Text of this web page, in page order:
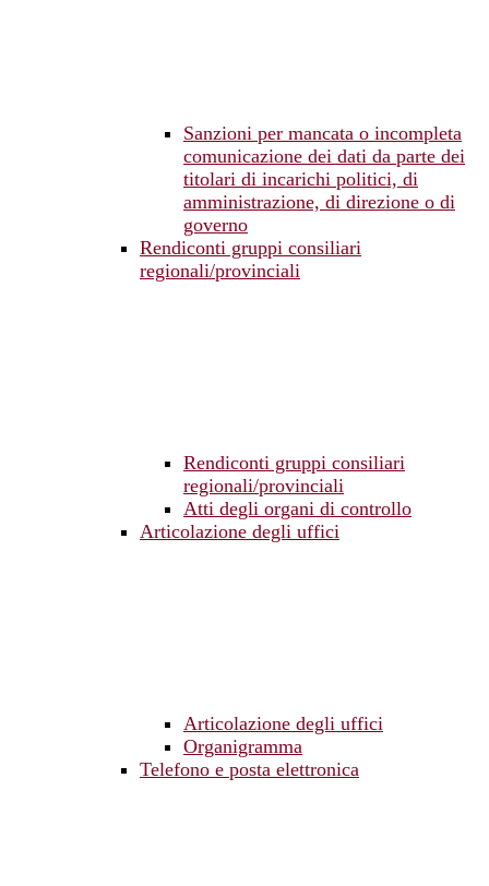
Sanzioni per mancata o incompleta
comunicazione dei dati da parte dei
titolari di incarichi politici, di
amministrazione, di direzione o di
governo
Rendiconti gruppi consiliari
regionali/provinciali
Rendiconti gruppi consiliari
regionali/provinciali
Atti degli organi di controllo
Articolazione degli uffici
Articolazione degli uffici
Organigramma
Telefono e posta elettronica